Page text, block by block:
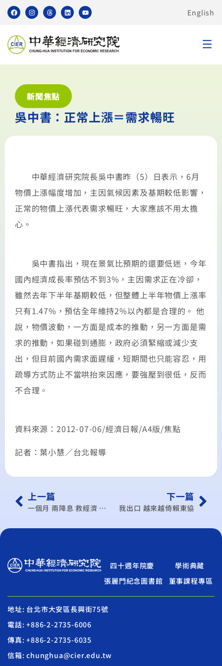
English
新聞焦點
吳中書：正常上漲＝需求暢旺
中華經濟研究院長吳中書昨（5）日表示，6月
物價上漲幅度增加，主因氣候因素及基期較低影響，
正常的物價上漲代表需求暢旺，大家應該不用太擔
心。
吳中書指出，現在景氣比預期的還要低迷，今年
國內經濟成長率預估不到3%，主因需求正在冷卻，
雖然去年下半年基期較低，但整體上半年物價上漲率
只有1.47%，預估全年維持2%以內都是合理的。 他
說，物價波動，一方面是成本的推動，另一方面是需
求的推動，如果碰到通膨，政府必須緊縮或減少支
出，但目前國內需求面遲緩，短期間也只能容忍，用
疏導方式防止不當哄抬來因應，要強壓到很低，反而
不合理。
資料來源：2012-07-06/經濟日報/A4版/焦點
記者：葉小慧／台北報導
上一篇
一個月 兩降息 救經濟 陸再打強心針 歐債衝擊 出口衰退「GDP和CPI下降 可閉著眼睛降息」 相較美日 歐洲有降一碼空間
下一篇
我出口 越來越倚賴東協
四十週年院慶
學術典藏
張麗門紀念圖書館
董事課程專區
地址: 台北市大安區長興街75號
電話: +886-2-2735-6006
傳真: +886-2-2735-6035
信箱: chunghua@cier.edu.tw